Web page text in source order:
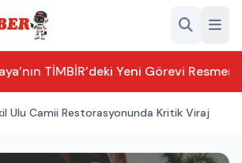
TİMBİR’deki Yeni Görevi
Ulu Camii Restorasyonunda Kritik Viraj